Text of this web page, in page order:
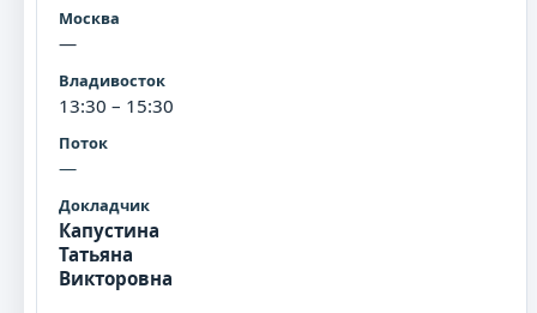
—
13:30 – 15:30
—
Капустина
Татьяна
Викторовна